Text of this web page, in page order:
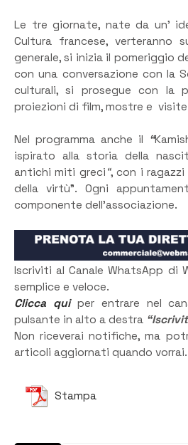
Le tre giornate, nate da un’
Cultura francese, verteranno
generale, si inizia il pomeriggio
con una conversazione con la
culturali, si prosegue con la
proiezioni di film, mostre e
Nel programma anche il “
ispirato alla storia della
antichi miti greci “, con i
della virtù”. Ogni
componente dell’associazione.
Iscriviti al Canale WhatsApp di
semplice e veloce.
Clicca quiper entrare nel
pulsante in alto a destra
Non riceverai notifiche, ma
articoli aggiornati quando vorrai.
Stampa